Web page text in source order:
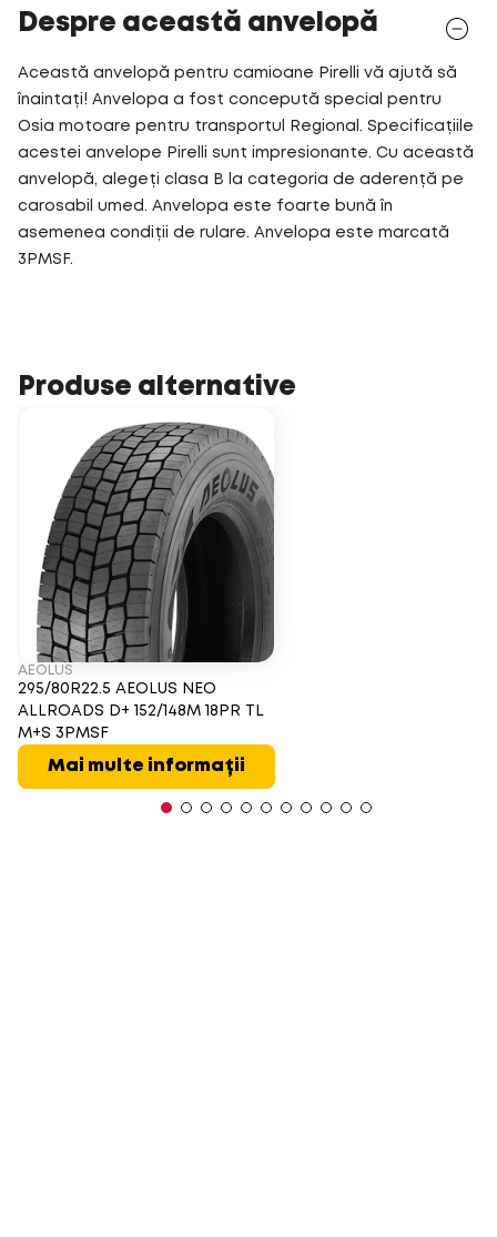
Despre această anvelopă
Această anvelopă pentru camioane Pirelli vă ajută să
înaintați! Anvelopa a fost concepută special pentru
Osia motoare pentru transportul Regional. Specificațiile
acestei anvelope Pirelli sunt impresionante. Cu această
anvelopă, alegeți clasa B la categoria de aderență pe
carosabil umed. Anvelopa este foarte bună în
asemenea condiții de rulare. Anvelopa este marcată
3PMSF.
Produse alternative
AEOLUS
295/80R22.5 AEOLUS NEO
ALLROADS D+ 152/148M 18PR TL
M+S 3PMSF
Mai multe informații